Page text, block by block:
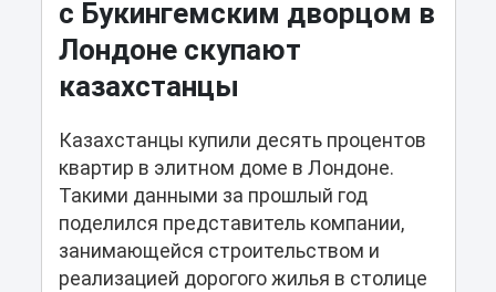
с Букингемским дворцом в
Лондоне скупают
казахстанцы
Казахстанцы купили десять процентов
квартир в элитном доме в Лондоне.
Такими данными за прошлый год
поделился представитель компании,
занимающейся строительством и
реализацией дорогого жилья в столице